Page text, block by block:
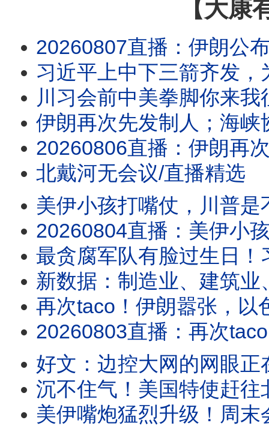
【大康
20260807直播：伊朗公布海峡协议，美以及盟友被禁绝，伊朗正在做灾难性误
习近平上中下三箭齐发
川习会前中美拳脚你来我
伊朗再次先发制人；海峡协议在即
20260806直播：伊朗再次先发制人；海峡协议在即？伊朗要主权加五条件，川
北戴河无会议/直播精选
美伊小孩打嘴仗，川普是不是对谈判有什
20260804直播：美伊小孩打嘴仗，川普是不是对谈判有什么误解？真没招
最贪腐军队有脸过生日
新数据：制造业、建筑
再次taco！伊朗嚣张，以
20260803直播：再次taco！伊朗嚣张，以色列沮丧，川普性格决定战争命运；新
好文：边控大网的网眼正
沉不住气！美国特使赶往
美伊嘴炮猛烈升级！周末会